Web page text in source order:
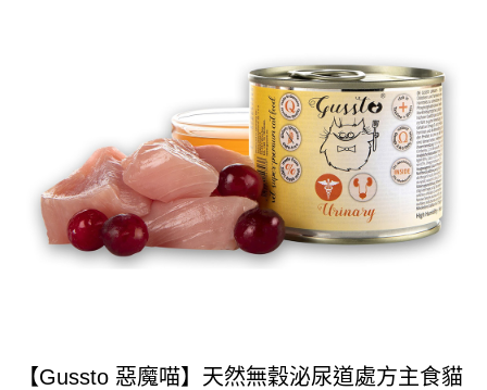
【Gussto 惡魔喵】天然無穀泌尿道處方主食貓